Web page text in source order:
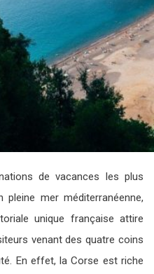
de vacances les plus
mer méditerranéenne,
unique française attire
venant des quatre coins
En effet, la Corse est riche